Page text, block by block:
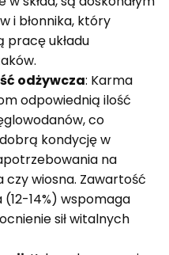
i błonnika, który
pracę układu
odżywcza: Karma
odpowiednią ilość
co
kondycję w
na
czy wiosna. Zawartość
(12-14%) wspomaga
sił witalnych